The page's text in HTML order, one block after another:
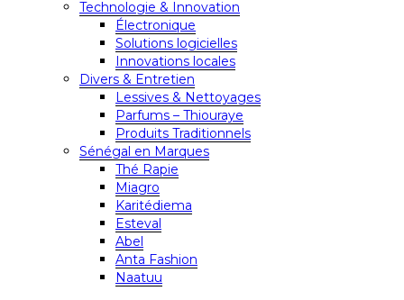
Technologie & Innovation
Électronique
Solutions logicielles
Innovations locales
Divers & Entretien
Lessives & Nettoyages
Parfums – Thiouraye
Produits Traditionnels
Sénégal en Marques
Thé Rapie
Miagro
Karitédiema
Esteval
Abel
Anta Fashion
Naatuu